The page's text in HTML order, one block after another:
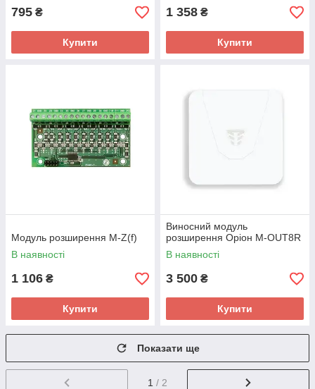
795 ₴
Купити
1 358 ₴
Купити
Модуль розширення M-Z(f)
В наявності
1 106 ₴
Купити
Виносний модуль
розширення Оріон M-OUT8R
В наявності
3 500 ₴
Купити
Показати ще
1 / 2